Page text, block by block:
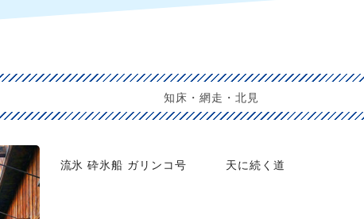
知床・網走・北見
流氷 砕氷船 ガリンコ号 天に続く道